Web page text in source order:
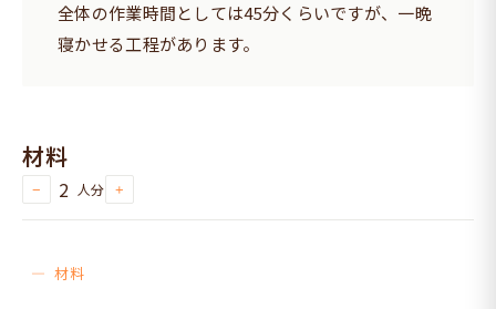
全体の作業時間としては45分くらいですが、一晩
寝かせる工程があります。
材料
− 2 人分 +
材料